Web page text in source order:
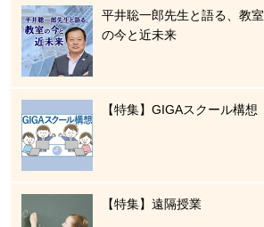
平井聡一郎先生と語る、教室
の今と近未来
【特集】GIGAスクール構想
【特集】遠隔授業